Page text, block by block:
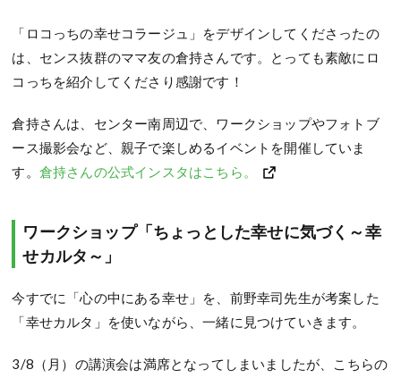
「ロコっちの幸せコラージュ」をデザインしてくださったの
は、センス抜群のママ友の倉持さんです。とっても素敵にロ
コっちを紹介してくださり感謝です！
倉持さんは、センター南周辺で、ワークショップやフォトブ
ース撮影会など、親子で楽しめるイベントを開催していま
す。 倉持さんの公式インスタはこちら。
ワークショップ「ちょっとした幸せに気づく～幸
せカルタ～」
今すでに「心の中にある幸せ」を、前野幸司先生が考案した
「幸せカルタ」を使いながら、一緒に見つけていきます。
3/8（月）の講演会は満席となってしまいましたが、こちらの